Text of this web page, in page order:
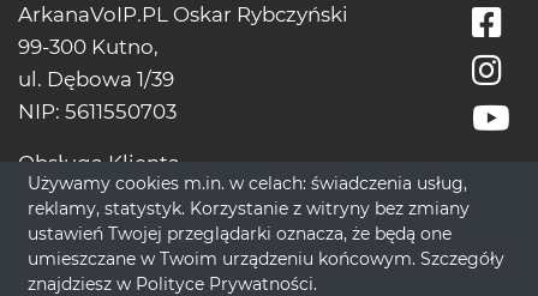
ArkanaVoIP.PL Oskar Rybczyński
99-300 Kutno,
ul. Dębowa 1/39
NIP: 5611550703
Obsługa Klienta
tel.: +48228966666
bok[@]wrozbytarot.online
Używamy cookies m.in. w celach: świadczenia usług,
reklamy, statystyk. Korzystanie z witryny bez zmiany
ustawień Twojej przeglądarki oznacza, że będą one
umieszczane w Twoim urządzeniu końcowym. Szczegóły
znajdziesz w Polityce Prywatności.